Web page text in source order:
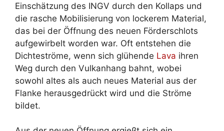
Einschätzung des INGV durch den Kollaps und
die rasche Mobilisierung von lockerem Material,
das bei der Öffnung des neuen Förderschlots
aufgewirbelt worden war. Oft entstehen die
Dichteströme, wenn sich glühende Lava ihren
Weg durch den Vulkanhang bahnt, wobei
sowohl altes als auch neues Material aus der
Flanke herausgedrückt wird und die Ströme
bildet.